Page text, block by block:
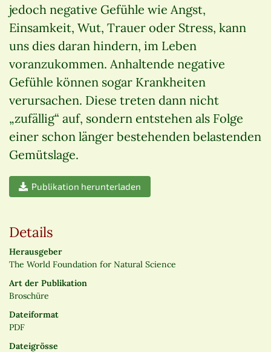
jedoch negative Gefühle wie Angst,
Einsamkeit, Wut, Trauer oder Stress, kann
uns dies daran hindern, im Leben
voranzukommen. Anhaltende negative
Gefühle können sogar Krankheiten
verursachen. Diese treten dann nicht
„zufällig“ auf, sondern entstehen als Folge
einer schon länger bestehenden belastenden
Gemütslage.
Publikation herunterladen
Details
Herausgeber
The World Foundation for Natural Science
Art der Publikation
Broschüre
Dateiformat
PDF
Dateigrösse